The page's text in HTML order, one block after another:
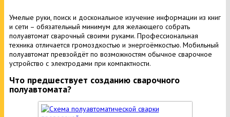
Умелые руки, поиск и доскональное изучение информации из книг
и сети – обязательный минимум для желающего собрать
полуавтомат сварочный своими руками. Профессиональная
техника отличается громоздкостью и энергоёмкостью. Мобильный
полуавтомат превзойдёт по возможностям обычное сварочное
устройство с электродами при компактности.
Что предшествует созданию сварочного
полуавтомата?